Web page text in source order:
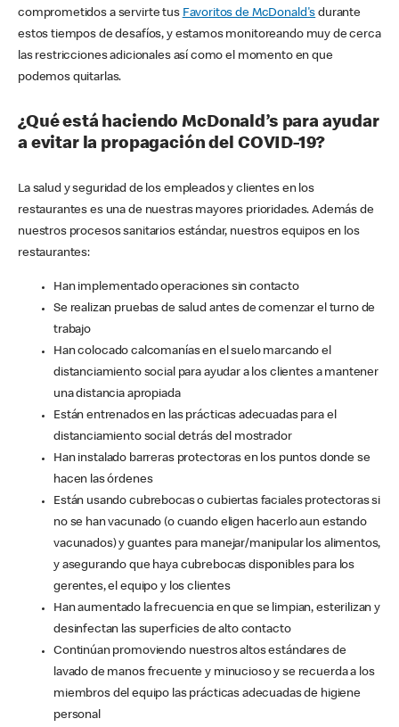
comprometidos a servirte tus Favoritos de McDonald's durante
estos tiempos de desafíos, y estamos monitoreando muy de cerca
las restricciones adicionales así como el momento en que
podemos quitarlas.
¿Qué está haciendo McDonald’s para ayudar
a evitar la propagación del COVID-19?
La salud y seguridad de los empleados y clientes en los
restaurantes es una de nuestras mayores prioridades. Además de
nuestros procesos sanitarios estándar, nuestros equipos en los
restaurantes:
Han implementado operaciones sin contacto
Se realizan pruebas de salud antes de comenzar el turno de
trabajo
Han colocado calcomanías en el suelo marcando el
distanciamiento social para ayudar a los clientes a mantener
una distancia apropiada
Están entrenados en las prácticas adecuadas para el
distanciamiento social detrás del mostrador
Han instalado barreras protectoras en los puntos donde se
hacen las órdenes
Están usando cubrebocas o cubiertas faciales protectoras si
no se han vacunado (o cuando eligen hacerlo aun estando
vacunados) y guantes para manejar/manipular los alimentos,
y asegurando que haya cubrebocas disponibles para los
gerentes, el equipo y los clientes
Han aumentado la frecuencia en que se limpian, esterilizan y
desinfectan las superficies de alto contacto
Continúan promoviendo nuestros altos estándares de
lavado de manos frecuente y minucioso y se recuerda a los
miembros del equipo las prácticas adecuadas de higiene
personal